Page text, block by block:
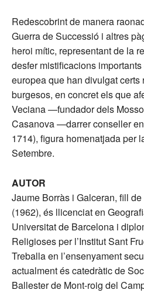
Redescobrint de manera
Guerra de Successió i altres
heroi mític, representant de la
desfer mistificacions
europea que han divulgat certs
burgesos, en concret els que
Veciana —fundador dels
Casanova ­—darrer conseller
1714), figura homenatjada per
Setembre.
AUTOR
Jaume Borràs i Galceran, fill
(1962), és llicenciat en
Universitat de Barcelona i
Religioses per l’Institut Sant
Treballa en l’ensenyament
actualment és catedràtic de
Ballester de Mont-roig del